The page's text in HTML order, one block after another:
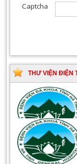
THƯ VIỆN ĐIỆN
Tài liệu Hướng dẫn
phòng ngừa nhiễm
khuẩn vết mổ